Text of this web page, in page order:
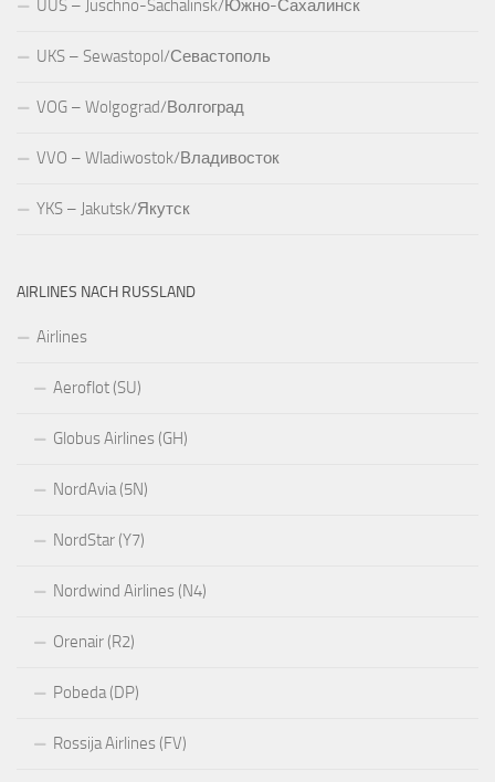
UUS – Juschno-Sachalinsk/Южно-Сахалинск
UKS – Sewastopol/Севастополь
VOG – Wolgograd/Волгоград
VVO – Wladiwostok/Владивосток
YKS – Jakutsk/Якутск
AIRLINES NACH RUSSLAND
Airlines
Aeroflot (SU)
Globus Airlines (GH)
NordAvia (5N)
NordStar (Y7)
Nordwind Airlines (N4)
Orenair (R2)
Pobeda (DP)
Rossija Airlines (FV)